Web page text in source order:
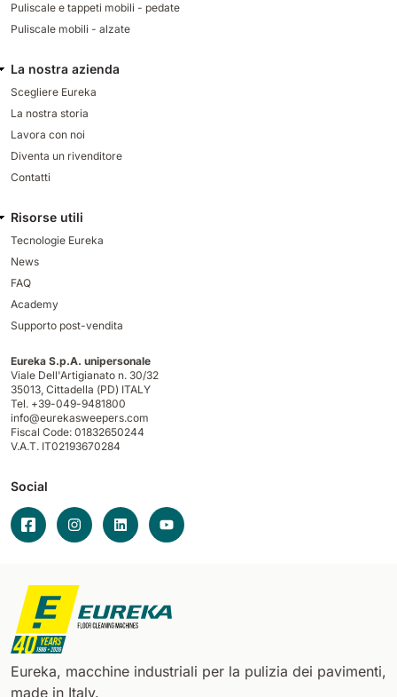
Puliscale e tappeti mobili - pedate
Puliscale mobili - alzate
La nostra azienda
Scegliere Eureka
La nostra storia
Lavora con noi
Diventa un rivenditore
Contatti
Risorse utili
Tecnologie Eureka
News
FAQ
Academy
Supporto post-vendita
Eureka S.p.A. unipersonale
Viale Dell'Artigianato n. 30/32
35013, Cittadella (PD) ITALY
Tel. +39-049-9481800
info@eurekasweepers.com
Fiscal Code: 01832650244
V.A.T. IT02193670284
Social
Eureka, macchine industriali per la pulizia dei pavimenti,
made in Italy.